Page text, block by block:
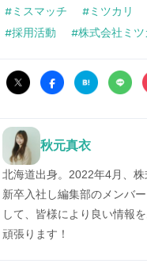
ミスマッチ
ミツカリ
採用活動
株式会社ミツ
秋元真衣
北海道出身。2022年4月、
新卒入社し編集部のメンバ
して、皆様により良い情報
頑張ります！